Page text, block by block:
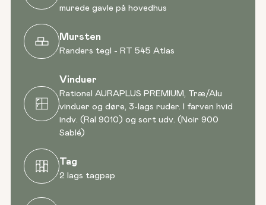
murede gavle på hovedhus
Mursten
Randers tegl - RT 545 Atlas
Vinduer
Rationel AURAPLUS PREMIUM, Træ/Alu
vinduer og døre, 3-lags ruder. I farven hvid
indv. (Ral 9010) og sort udv. (Noir 900
Sablé)
Tag
2 lags tagpap